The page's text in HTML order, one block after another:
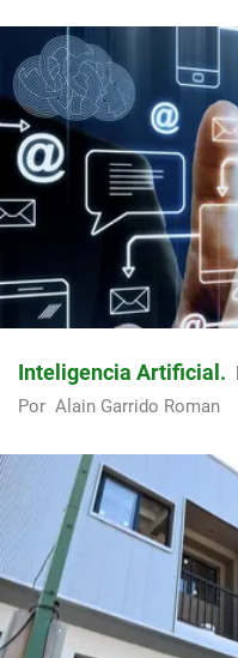
Inteligencia Artificial
Por Alain Garrido Roman